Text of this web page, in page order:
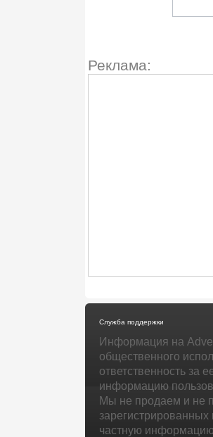
Реклама:
Служба поддержки
Информация на
общественного
ответственность за
информацию
Мы не продаем и не
частную информацию